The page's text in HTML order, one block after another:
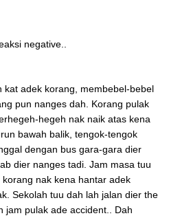
negative..
kat adek korang, membebel-bebel
pun nanges dah. Korang pulak
hegeh nak naik atas kena
bawah balik, tengok-tengok
dengan bus gara-gara dier
dier nanges tadi. Jam masa tuu
nak kena hantar adek
Sekolah tuu dah lah jalan dier the
jam pulak ade accident.. Dah